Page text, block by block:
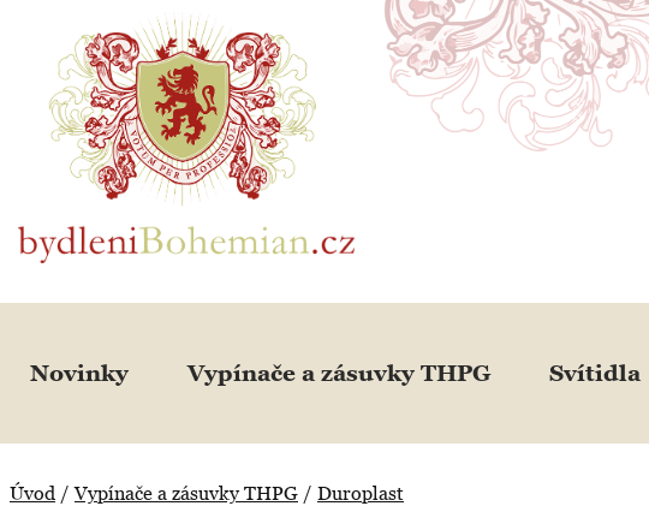
BydleniBohemian.cz
Novinky Vypínače a zásuvky THPG Svítidla
Úvod /Vypínače a zásuvky THPG / Duroplast